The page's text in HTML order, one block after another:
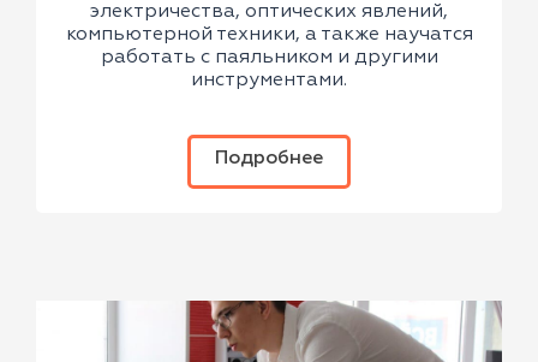
электричества, оптических явлений,
компьютерной техники, а также научатся
работать с паяльником и другими
инструментами.
Подробнее